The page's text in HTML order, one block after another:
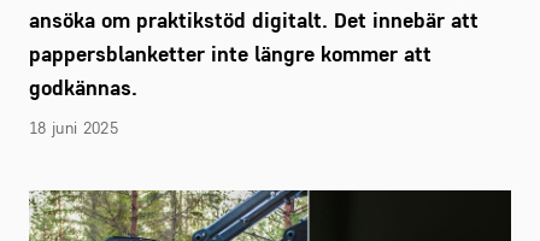
ansöka om praktikstöd digitalt. Det innebär att
pappersblanketter inte längre kommer att
godkännas.
18 juni 2025